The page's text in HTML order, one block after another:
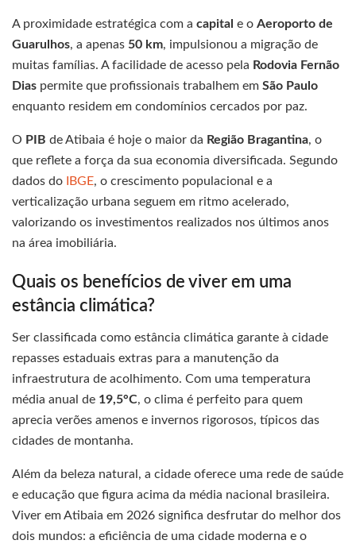
A proximidade estratégica com a capital e o Aeroporto de
Guarulhos, a apenas 50 km, impulsionou a migração de
muitas famílias. A facilidade de acesso pela Rodovia Fernão
Dias permite que profissionais trabalhem em São Paulo
enquanto residem em condomínios cercados por paz.
O PIB de Atibaia é hoje o maior da Região Bragantina, o
que reflete a força da sua economia diversificada. Segundo
dados do
IBGE, o crescimento populacional e a
verticalização urbana seguem em ritmo acelerado,
valorizando os investimentos realizados nos últimos anos
na área imobiliária.
Quais os benefícios de viver em uma
estância climática?
Ser classificada como estância climática garante à cidade
repasses estaduais extras para a manutenção da
infraestrutura de acolhimento. Com uma temperatura
média anual de 19,5°C, o clima é perfeito para quem
aprecia verões amenos e invernos rigorosos, típicos das
cidades de montanha.
Além da beleza natural, a cidade oferece uma rede de saúde
e educação que figura acima da média nacional brasileira.
Viver em Atibaia em 2026 significa desfrutar do melhor dos
dois mundos: a eficiência de uma cidade moderna e o